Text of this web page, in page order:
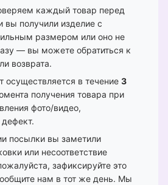
каждый товар перед
вы получили изделие с
размером или оно не
— вы можете обратиться к
возврата.
осуществляется в течение 3
получения товара при
фото/видео,
посылки вы заметили
или несоответствие
зафиксируйте это
нам в тот же день. Мы